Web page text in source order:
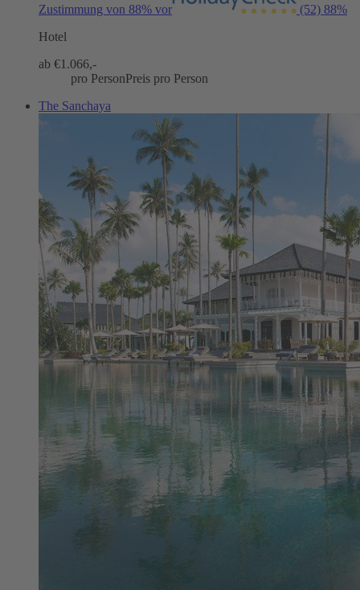
Zustimmung von 88% vor (52) 88%
Hotel
ab €1.066,-
pro PersonPreis pro Person
The Sanchaya